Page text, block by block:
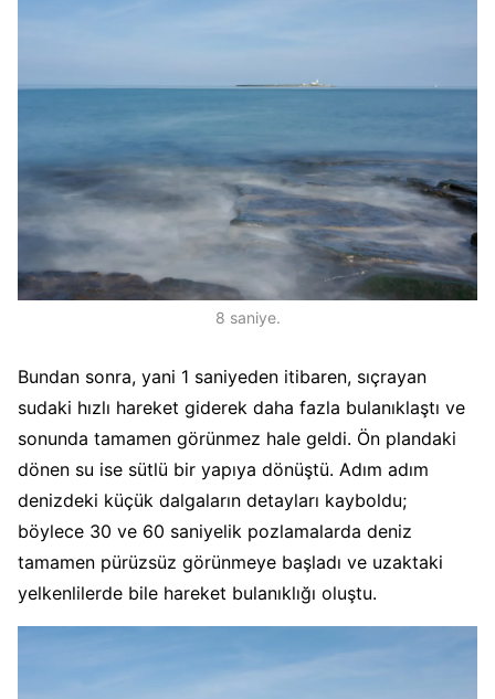
8 saniye.
Bundan sonra, yani 1 saniyeden itibaren, sıçrayan
sudaki hızlı hareket giderek daha fazla bulanıklaştı ve
sonunda tamamen görünmez hale geldi. Ön plandaki
dönen su ise sütlü bir yapıya dönüştü. Adım adım
denizdeki küçük dalgaların detayları kayboldu;
böylece 30 ve 60 saniyelik pozlamalarda deniz
tamamen pürüzsüz görünmeye başladı ve uzaktaki
yelkenlilerde bile hareket bulanıklığı oluştu.